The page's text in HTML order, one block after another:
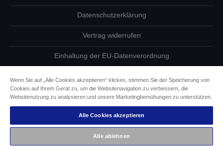
Datenschutzerklärung
Vertrag widerrufen
Einhaltung der EU-Datenverordnung
Informationen zu Cookies
Epson Engagement für Barrierefreiheit
Copyright © 2026 Seiko Epson
Wenn Sie auf „Alle Cookies akzeptieren“ klicken, stimmen Sie der Speicherung von
Cookies auf Ihrem Gerät zu, um die Websitenavigation zu verbessern, die
Websitenutzung zu analysieren und unsere Marketingbemühungen zu unterstützen.
Alle Cookies akzeptieren
Alle ablehnen